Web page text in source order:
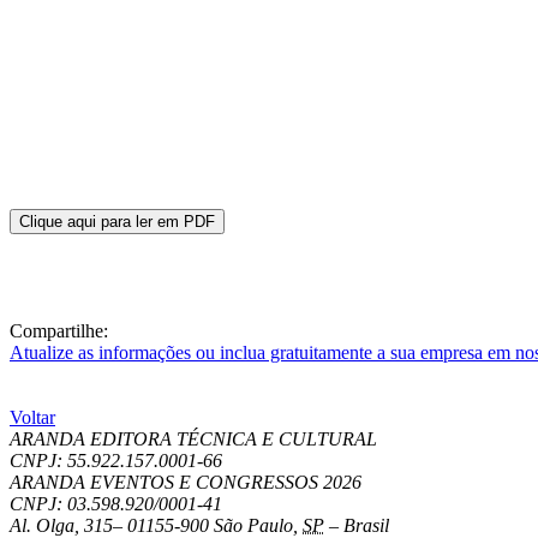
Clique aqui para ler em PDF
Compartilhe:
Atualize as informações ou inclua gratuitamente a sua empresa em
Voltar
ARANDA EDITORA TÉCNICA E CULTURAL
CNPJ: 55.922.157.0001-66
ARANDA EVENTOS E CONGRESSOS 2026
CNPJ: 03.598.920/0001-41
Al. Olga, 315– 01155-900 São Paulo SP – Brasil